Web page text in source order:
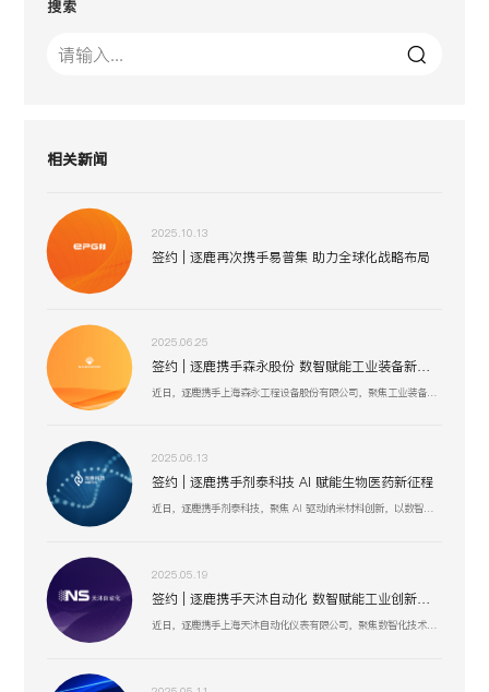
搜索
相关新闻
2025.10.13
签约 | 逐鹿再次携手易普集 助力全球化战略布局
2025.06.25
签约 | 逐鹿携手森永股份 数智赋能工业装备新生态
2025.06.13
签约 | 逐鹿携手剂泰科技 AI 赋能生物医药新征程
近日，逐鹿携手剂泰科技，聚焦 AI 驱动纳米材料创新，以数智化融合助力靶向药物递送与研发技术突破，赋能剂泰科技在疾病治疗新疗法探索、AI 平台迭代升级中加速前行，共筑生物医药数智化创新生态 。
2025.05.19
签约 | 逐鹿携手天沐自动化 数智赋能工业创新生态
近日，逐鹿携手上海天沐自动化仪表有限公司，聚焦数智化技术融合，以创新驱动工业场景升级，助力天沐自动化在智能制造、传感器研发等业务板块，深化数智应用，开启高效协同、精准创新的发展新篇 。